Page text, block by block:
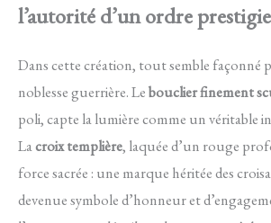
l’autorité d’un ordre
Dans cette création, tout semble façonné
noblesse guerrière. Lebouclier finement
poli, capte la lumière comme un véritable
Lacroix templière, laquée d’un rouge
force sacrée : une marque héritée des
devenue symbole d’honneur et